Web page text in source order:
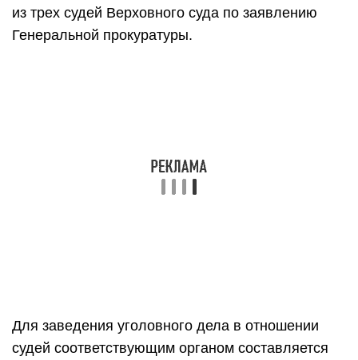
из трех судей Верховного суда по заявлению
Генеральной прокуратуры.
Для заведения уголовного дела в отношении
судей соответствующим органом составляется